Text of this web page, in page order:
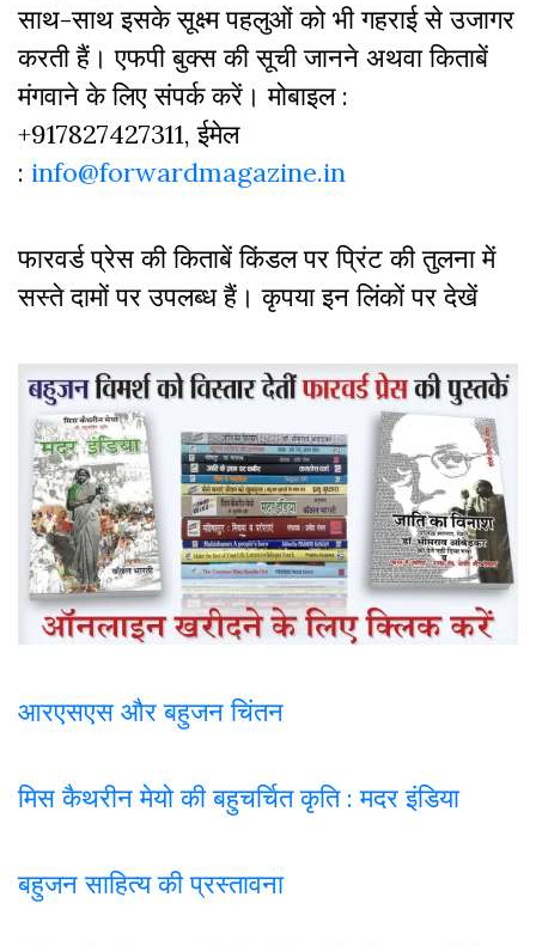
साथ-साथ इसके सूक्ष्म पहलुओं को भी गहराई से उजागर
करती हैं। एफपी बुक्‍स की सूची जानने अथवा किताबें
मंगवाने के लिए संपर्क करें। मोबाइल :
+917827427311, ईमेल
: info@forwardmagazine.in
फारवर्ड प्रेस की किताबें किंडल पर प्रिंट की तुलना में
सस्ते दामों पर उपलब्ध हैं। कृपया इन लिंकों पर देखें
आरएसएस और बहुजन चिंतन
मिस कैथरीन मेयो की बहुचर्चित कृति : मदर इंडिया
बहुजन साहित्य की प्रस्तावना